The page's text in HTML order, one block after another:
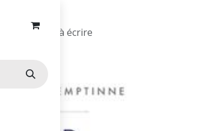
son enfant à écrire